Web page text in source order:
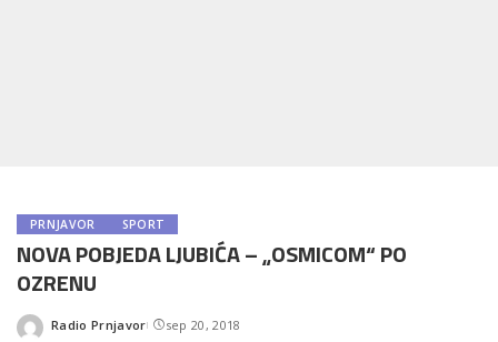
PRNJAVOR SPORT
NOVA POBJEDA LJUBIĆA – „OSMICOM“ PO
OZRENU
Posted
Radio Prnjavor sep 20, 2018